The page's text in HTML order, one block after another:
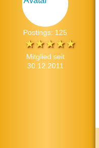
Postings: 125
Mitglied seit
30.12.2011